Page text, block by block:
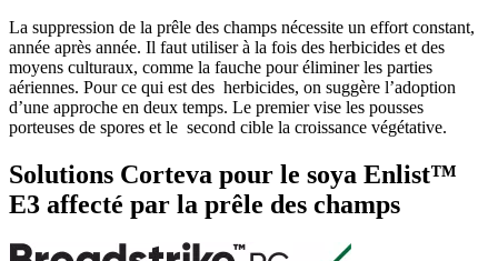
La suppression de la prêle des champs nécessite un effort constant,
année après année. Il faut utiliser à la fois des herbicides et des
moyens culturaux, comme la fauche pour éliminer les parties
aériennes. Pour ce qui est des herbicides, on suggère l’adoption
d’une approche en deux temps. Le premier vise les pousses
porteuses de spores et le second cible la croissance végétative.
Solutions Corteva pour le soya Enlist™
E3 affecté par la prêle des champs